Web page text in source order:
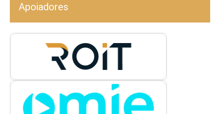
Apoiadores